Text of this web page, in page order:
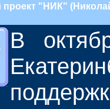
проект "НИК"
В